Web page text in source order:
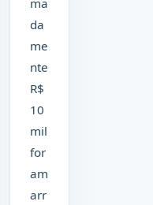
da
me
nte
R$
10
mil
for
am
arr